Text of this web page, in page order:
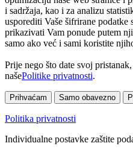
i sadržaja, kao i za analizu
usporediti Vaše šifrirane
prikazivati Vam ponude putem
samo ako već i sami koristite
Prije nego što date svoj
našePolitike privatnosti.
Prihvaćam Samo obavezno
Politika privatnosti
Individualne postavke zaštite